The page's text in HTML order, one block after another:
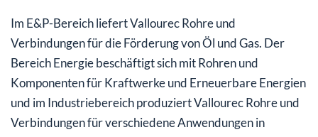
Im E&P-Bereich liefert Vallourec Rohre und
Verbindungen für die Förderung von Öl und Gas. Der
Bereich Energie beschäftigt sich mit Rohren und
Komponenten für Kraftwerke und Erneuerbare Energien
und im Industriebereich produziert Vallourec Rohre und
Verbindungen für verschiedene Anwendungen in